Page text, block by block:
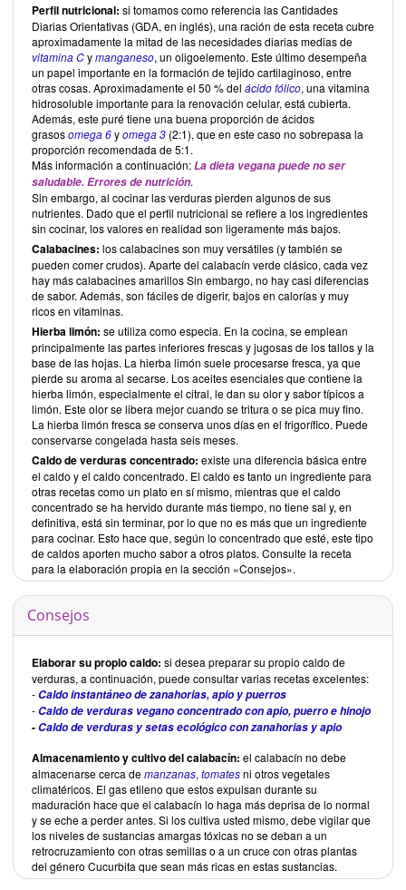
Perfil nutricional: si tomamos como referencia las Cantidades
Diarias Orientativas (GDA, en inglés), una ración de esta receta cubre
aproximadamente la mitad de las necesidades diarias medias de
vitamina Cymanganeso, un oligoelemento. Este último desempeña
un papel importante en la formación de tejido cartilaginoso, entre
otras cosas. Aproximadamente el 50 % del ácido fólico, una vitamina
hidrosoluble importante para la renovación celular, está cubierta.
Además, este puré tiene una buena proporción de ácidos
grasosomega 6yomega 3 (2:1), que en este caso no sobrepasa la
proporción recomendada de 5:1.
Más información a continuación:La dieta vegana puede no ser
saludable.Errores de nutrición.
Sin embargo, al cocinar las verduras pierden algunos de sus
nutrientes. Dado que el perfil nutricional se refiere a los ingredientes
sin cocinar, los valores en realidad son ligeramente más bajos.
Calabacines: los calabacines son muy versátiles (y también se
pueden comer crudos). Aparte del calabacín verde clásico, cada vez
hay más calabacines amarillos Sin embargo, no hay casi diferencias
de sabor. Además, son fáciles de digerir, bajos en calorías y muy
ricos en vitaminas.
Hierba limón: se utiliza como especia. En la cocina, se emplean
principalmente las partes inferiores frescas y jugosas de los tallos y la
base de las hojas. La hierba limón suele procesarse fresca, ya que
pierde su aroma al secarse. Los aceites esenciales que contiene la
hierba limón, especialmente el citral, le dan su olor y sabor típicos a
limón. Este olor se libera mejor cuando se tritura o se pica muy fino.
La hierba limón fresca se conserva unos días en el frigorífico. Puede
conservarse congelada hasta seis meses.
Caldo de verduras concentrado: existe una diferencia básica entre
el caldo y el caldo concentrado. El caldo es tanto un ingrediente para
otras recetas como un plato en sí mismo, mientras que el caldo
concentrado se ha hervido durante más tiempo, no tiene sal y, en
definitiva, está sin terminar, por lo que no es más que un ingrediente
para cocinar. Esto hace que, según lo concentrado que esté, este tipo
de caldos aporten mucho sabor a otros platos. Consulte la receta
para la elaboración propia en la sección «Consejos».
Consejos
Elaborar su propio caldo: si desea preparar su propio caldo de
verduras, a continuación, puede consultar varias recetas excelentes:
-Caldo instantáneo de zanahorias, apio y puerros
-Caldo de verduras vegano concentrado con apio, puerro e hinojo
-Caldo de verduras y setas ecológico con zanahorias y apio
Almacenamiento y cultivo del calabacín: el calabacín no debe
almacenarse cerca demanzanas, tomatesni otros vegetales
climatéricos. El gas etileno que estos expulsan durante su
maduración hace que el calabacín lo haga más deprisa de lo normal
y se eche a perder antes. Si los cultiva usted mismo, debe vigilar que
los niveles de sustancias amargas tóxicas no se deban a un
retrocruzamiento con otras semillas o a un cruce con otras plantas
del género Cucurbita que sean más ricas en estas sustancias.